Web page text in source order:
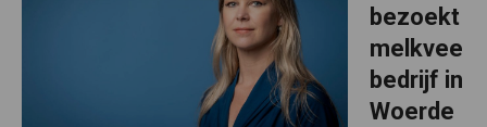
bezoekt
melkvee
bedrijf in
Woerde